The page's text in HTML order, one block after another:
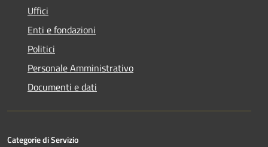
Uffici
Enti e fondazioni
Politici
Personale Amministrativo
Documenti e dati
Categorie di Servizio